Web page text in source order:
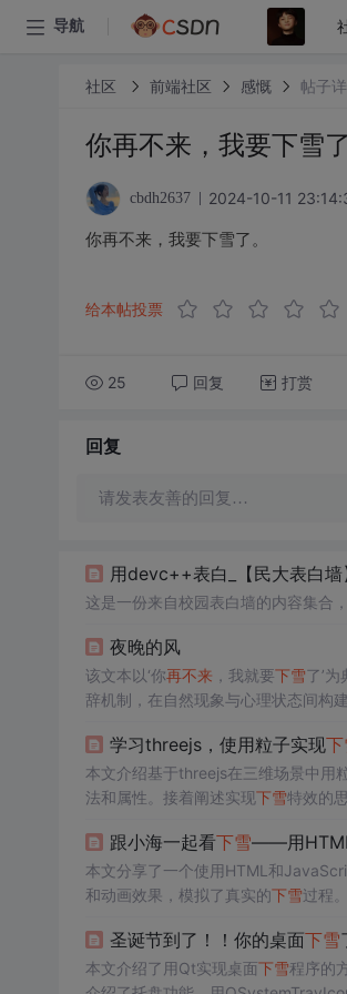
导航
社区 前端社区 感慨 帖子
你再不来，我要下雪了
cbdh2637 2024-10-11
你再不来，我要下雪了。
给本帖投票
25 回复 打赏
回复
请发表友善的回复…
用devc++表白_【民大表白
这是一份来自校园表白墙的内容集合
夜晚的风
该文本以‘你再不来 ，我就要下雪了’
辞机制，在自然现象与心理状态间构
学习threejs，使用粒子实现下
本文介绍基于threejs在三维场景中用
法和属性。接着阐述实现下雪特效的
跟小海一起看下雪——用
本文分享了一个使用HTML和
和动画效果，模拟了真实的下雪过程
圣诞节到了！！你的桌面下雪
本文介绍了用Qt实现桌面下雪程序的